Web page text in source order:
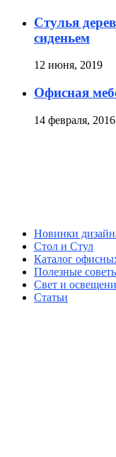
Стулья
сиденьем
12 июня, 2019
Офисная
14 февраля, 2016
Новинки
Стол и Стул
Каталог
Полезные
Свет и
Статьи